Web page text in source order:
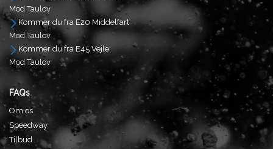
Mod Taulov
Kommer du fra E20 Middelfart
Mod Taulov
Kommer du fra E45 Vejle
Mod Taulov
FAQs
Om os
Speedway
Tilbud